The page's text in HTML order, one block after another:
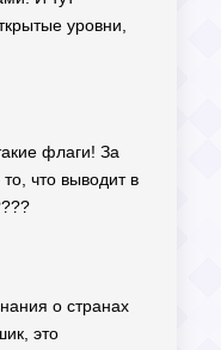
уровни,
флаги! За
что выводит в
о странах
это